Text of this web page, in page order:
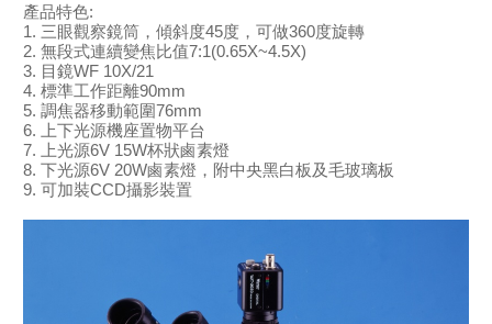
產品特色:
1. 三眼觀察鏡筒，傾斜度45度，可做360度旋轉
2. 無段式連續變焦比值7:1(0.65X~4.5X)
3. 目鏡WF 10X/21
4. 標準工作距離90mm
5. 調焦器移動範圍76mm
6. 上下光源機座置物平台
7. 上光源6V 15W杯狀鹵素燈
8. 下光源6V 20W鹵素燈，附中央黑白板及毛玻璃板
9. 可加裝CCD攝影裝置